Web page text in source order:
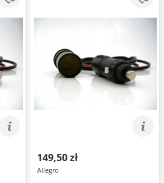
149,50 zł
Allegro